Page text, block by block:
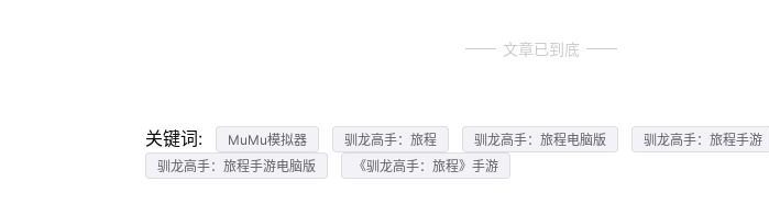
文章已到底
关键词: MuMu模拟器 驯龙高手：旅程 驯龙高手：旅程电脑版
驯龙高手：旅程手游
驯龙高手：旅程手游电脑版
《驯龙高手：旅程》手游